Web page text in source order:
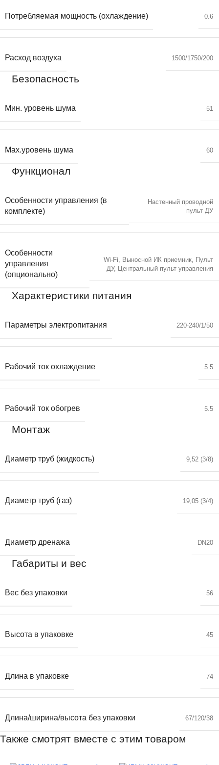
Потребляемая мощность (охлаждение) 0.6
Расход воздуха 1500/1750/200
Безопасность
Мин. уровень шума 51
Max.уровень шума 60
Функционал
Особенности управления (в
комплекте)
Настенный проводной
пульт ДУ
Особенности
управления
(опционально)
Wi-Fi Выносной ИК приемник Пульт
ДУ, Центральный пульт управления
Характеристики питания
Параметры электропитания 220-240/1/50
Рабочий ток охлаждение 5.5
Рабочий ток обогрев 5.5
Монтаж
Диаметр труб (жидкость) 9,52 (3/8)
Диаметр труб (газ) 19,05 (3/4)
Диаметр дренажа DN20
Габариты и вес
Вес без упаковки 56
Высота в упаковке 45
Длина в упаковке 74
Длина/ширина/высота без упаковки 67/120/38
Также смотрят вместе с этим товаром